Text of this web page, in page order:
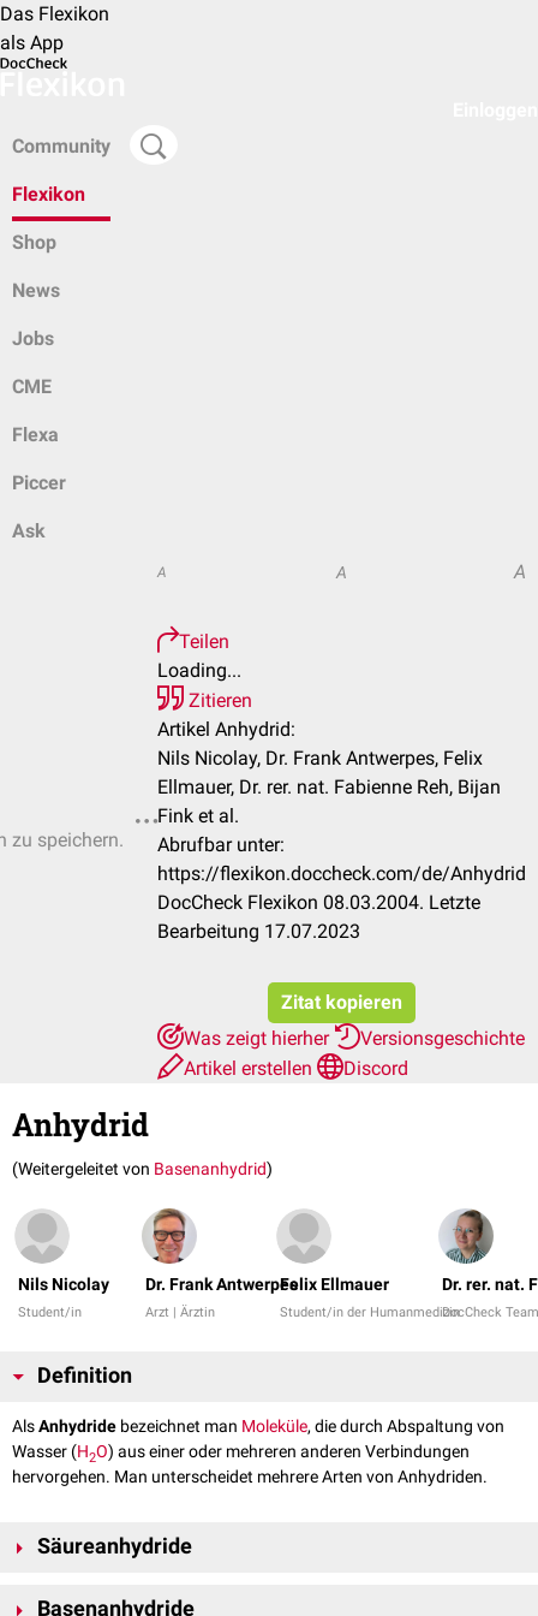
Das Flexikon
als App
Community
Flexikon
Shop
News
Jobs
CME
Flexa
Piccer
Ask
zu speichern.
A A A
Teilen
Loading...
Zitieren
Artikel Anhydrid:
Nils Nicolay, Dr. Frank Antwerpes, Felix
Ellmauer, Dr. rer. nat. Fabienne Reh, Bijan
Fink et al.
Abrufbar unter:
https://flexikon.doccheck.com/de/Anhydrid
DocCheck Flexikon 08.03.2004. Letzte
Bearbeitung 17.07.2023
Zitat kopieren
Was zeigt hierher
Versionsgeschichte
Artikel erstellen
Discord
Anhydrid
(Weitergeleitet von Basenanhydrid)
Nils Nicolay
Student/in
Dr. Frank Antwerpes
Arzt | Ärztin
Felix Ellmauer
Student/in der Humanmedizin
Dr. rer. nat.
DocCheck Team
Definition
AlsAnhydride bezeichnet man Moleküle, die durch Abspaltung von
Wasser (H2O) aus einer oder mehreren anderen Verbindungen
hervorgehen. Man unterscheidet mehrere Arten von Anhydriden.
Säureanhydride
einer anorganischen Säure
Basenanhydride